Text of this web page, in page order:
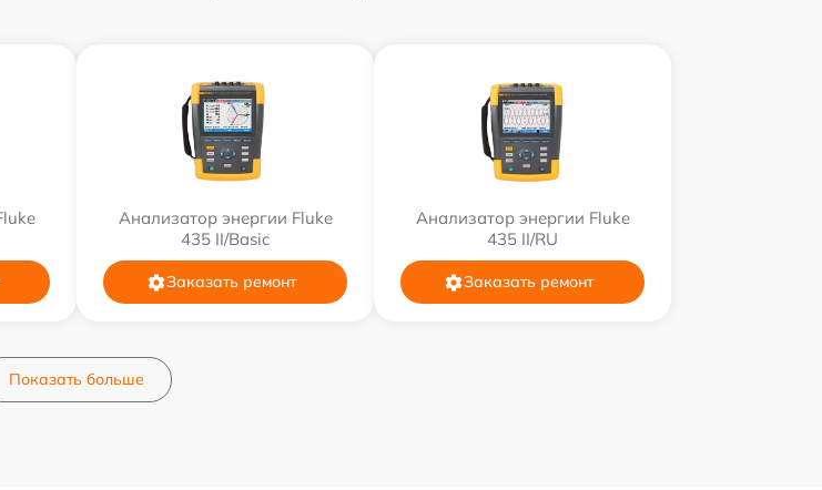
Анализатор энергии Fluke
435 II/Basic
Заказать ремонт
Анализатор энергии Fluke
435 II/RU
Заказать ремонт
Показать больше